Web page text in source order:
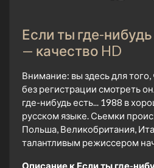
Если ты где-нибудь
— качество HD
Внимание: вы здесь для
без регистрации смотреть
где-нибудь есть... 1988 в
русском языке. Сьемки
Польша, Великобритания,
талантливым режиссером
Описание к Если ты где-